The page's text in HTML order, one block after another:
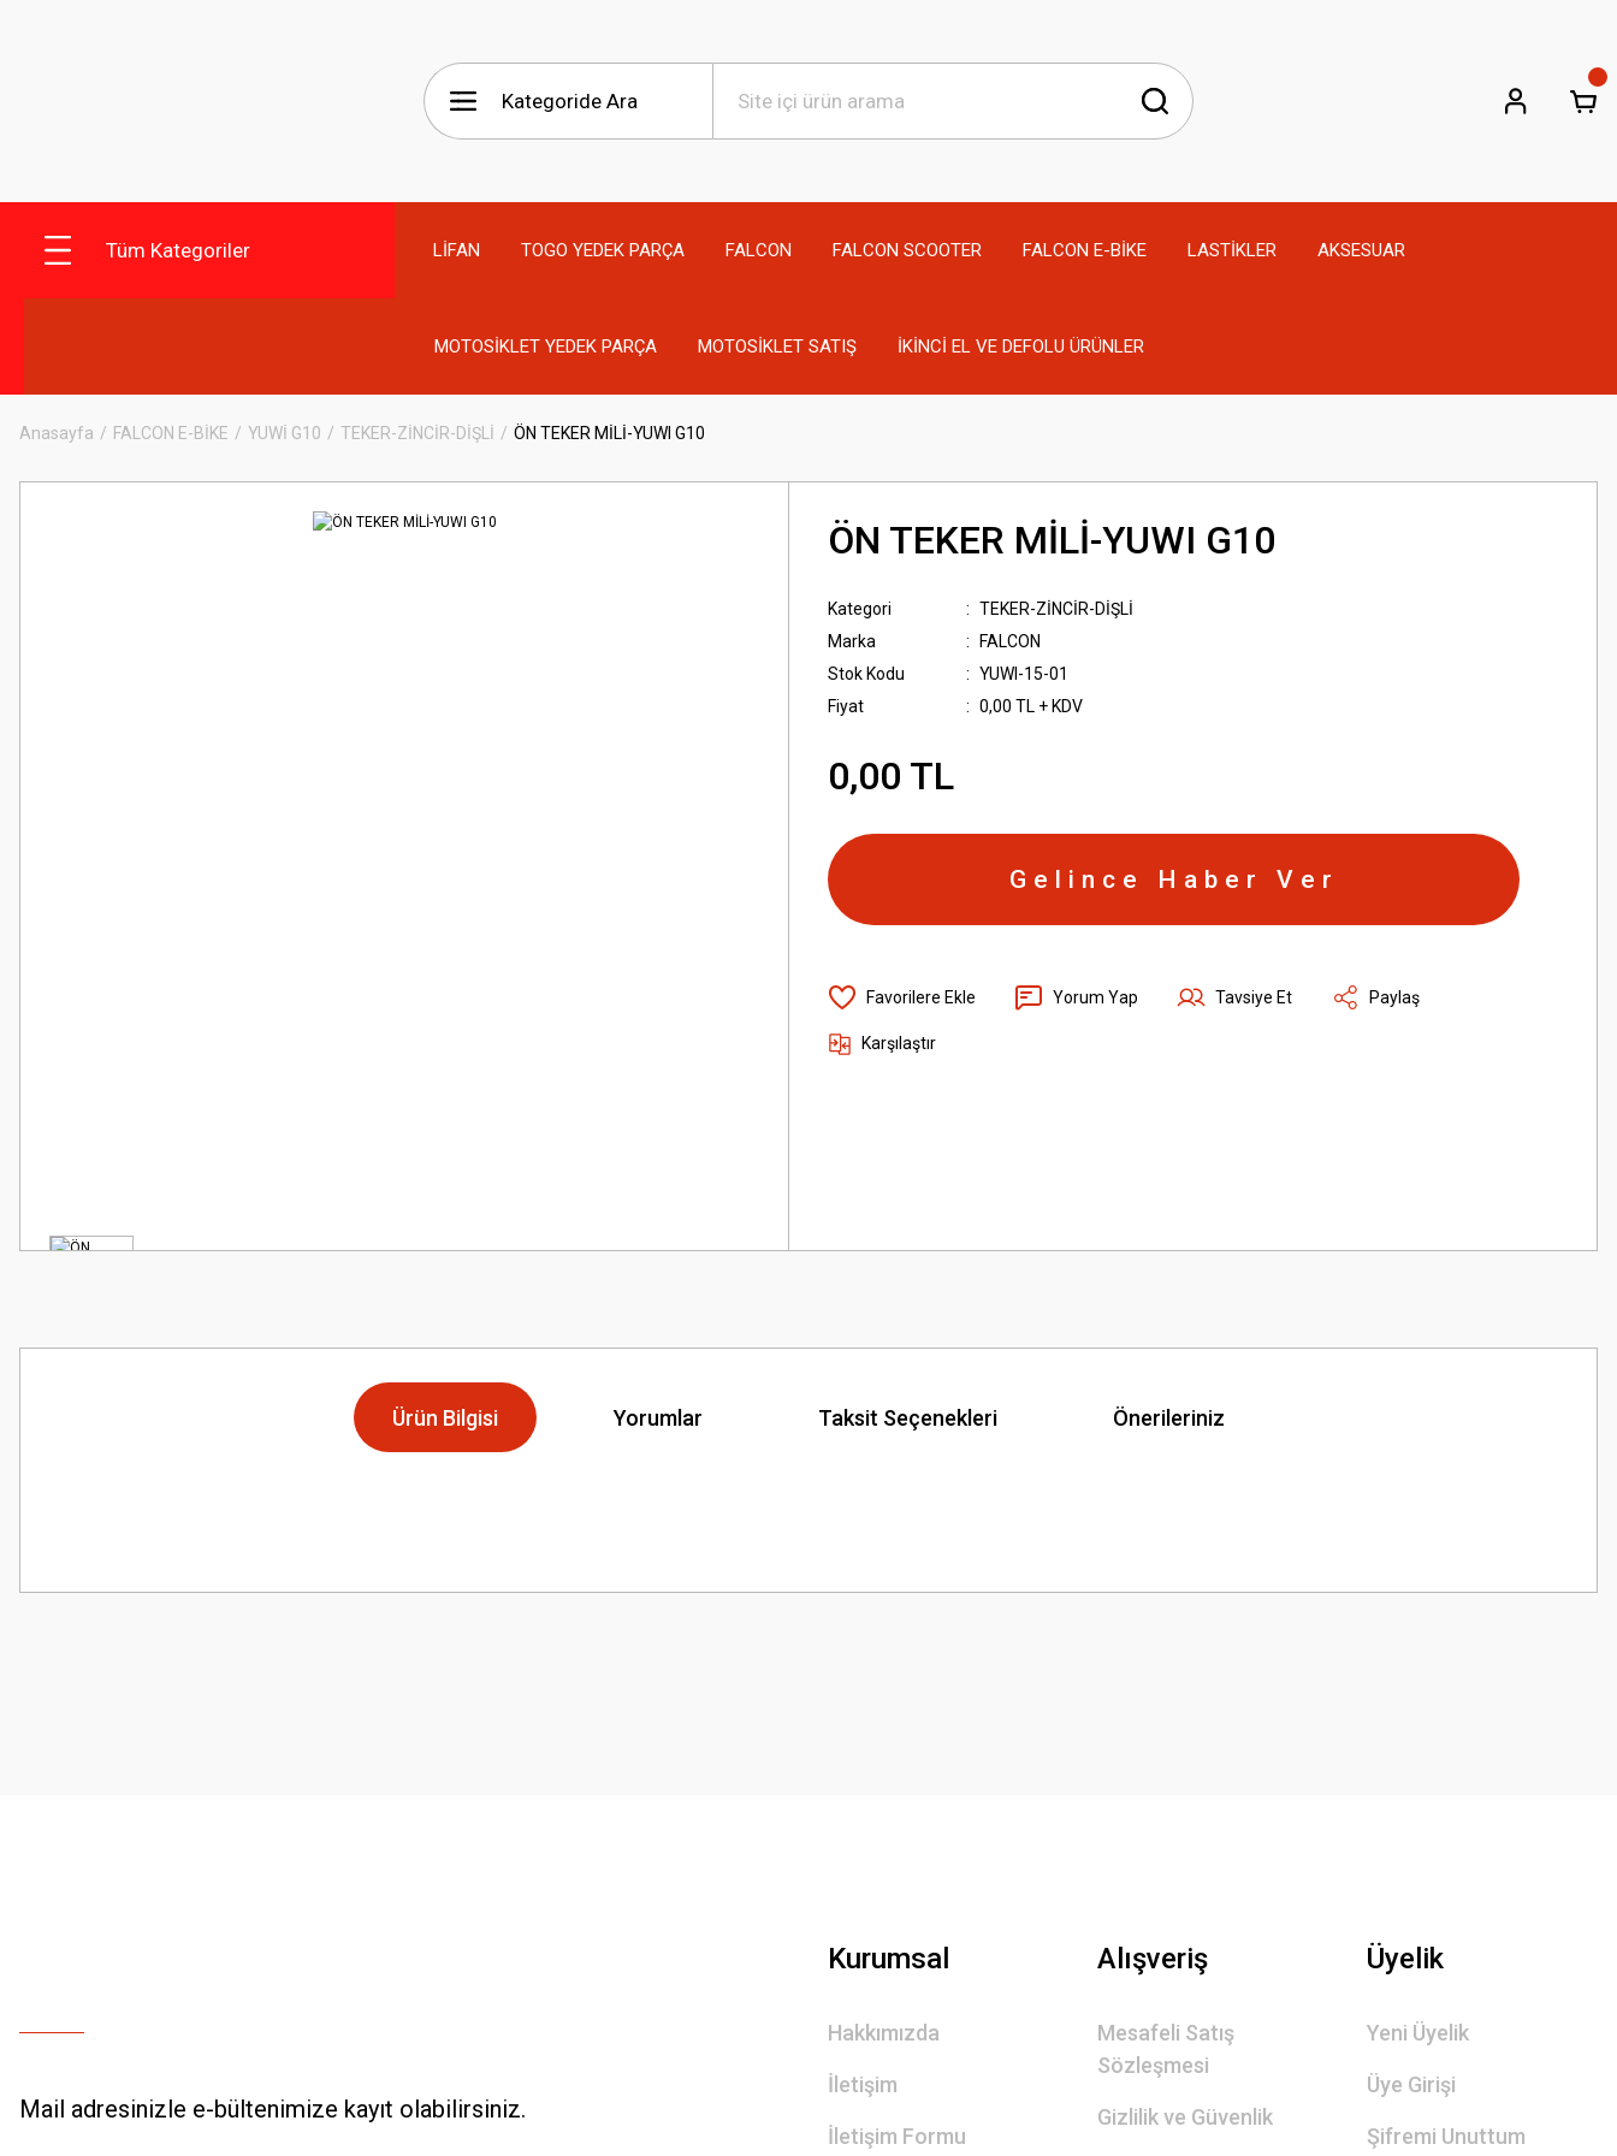
Tüm Kategoriler LİFAN TOGO YEDEK PARÇA FALCON FALCON SCOOTER FALCON E-BİKE LASTİKLER AKSESUAR
MOTOSİKLET YEDEK PARÇA MOTOSİKLET SATIŞ İKİNCİ EL VE DEFOLU ÜRÜNLER
Anasayfa FALCON E-BİKE YUWİ G10 TEKER-ZİNCİR-DİŞLİ ÖN TEKER MİLİ-YUWI G10
ÖN TEKER MİLİ-YUWI G10
Kategori
TEKER-ZİNCİR-DİŞLİ
Marka
FALCON
Stok Kodu
YUWI-15-01
Fiyat
0,00 TL + KDV
0,00 TL
Gelince Haber Ver
Yorum Yap Tavsiye Et Paylaş
Karşılaştır
Ürün Bilgisi Yorumlar Taksit Seçenekleri Önerileriniz
Görüş ve önerileriniz için teşekkür ederiz.
Mail adresinizle e-bültenimize kayıt olabilirsiniz.
Kurumsal
Hakkımızda
İletişim
İletişim Formu
Alışveriş
Mesafeli Satış
Sözleşmesi
Gizlilik ve Güvenlik
Üyelik
Yeni Üyelik
Üye Girişi
Şifremi Unuttum